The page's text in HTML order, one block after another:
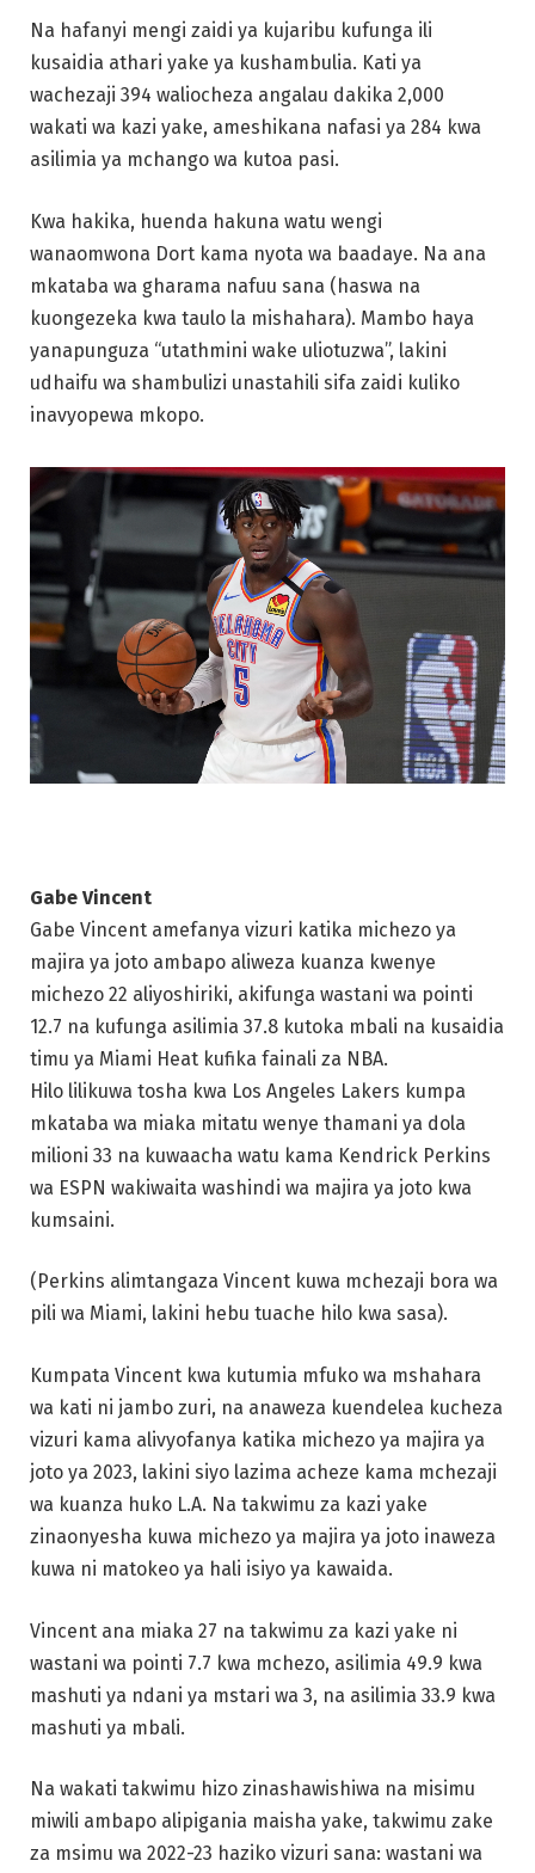
Na hafanyi mengi zaidi ya kujaribu kufunga ili
kusaidia athari yake ya kushambulia. Kati ya
wachezaji 394 waliocheza angalau dakika 2,000
wakati wa kazi yake, ameshikana nafasi ya 284 kwa
asilimia ya mchango wa kutoa pasi.
Kwa hakika, huenda hakuna watu wengi
wanaomwona Dort kama nyota wa baadaye. Na ana
mkataba wa gharama nafuu sana (haswa na
kuongezeka kwa taulo la mishahara). Mambo haya
yanapunguza “utathmini wake uliotuzwa”, lakini
udhaifu wa shambulizi unastahili sifa zaidi kuliko
inavyopewa mkopo.
Gabe Vincent
Gabe Vincent amefanya vizuri katika michezo ya
majira ya joto ambapo aliweza kuanza kwenye
michezo 22 aliyoshiriki, akifunga wastani wa pointi
12.7 na kufunga asilimia 37.8 kutoka mbali na kusaidia
timu ya Miami Heat kufika fainali za NBA.
Hilo lilikuwa tosha kwa Los Angeles Lakers kumpa
mkataba wa miaka mitatu wenye thamani ya dola
milioni 33 na kuwaacha watu kama Kendrick Perkins
wa ESPN wakiwaita washindi wa majira ya joto kwa
kumsaini.
(Perkins alimtangaza Vincent kuwa mchezaji bora wa
pili wa Miami, lakini hebu tuache hilo kwa sasa).
Kumpata Vincent kwa kutumia mfuko wa mshahara
wa kati ni jambo zuri, na anaweza kuendelea kucheza
vizuri kama alivyofanya katika michezo ya majira ya
joto ya 2023, lakini siyo lazima acheze kama mchezaji
wa kuanza huko L.A. Na takwimu za kazi yake
zinaonyesha kuwa michezo ya majira ya joto inaweza
kuwa ni matokeo ya hali isiyo ya kawaida.
Vincent ana miaka 27 na takwimu za kazi yake ni
wastani wa pointi 7.7 kwa mchezo, asilimia 49.9 kwa
mashuti ya ndani ya mstari wa 3, na asilimia 33.9 kwa
mashuti ya mbali.
Na wakati takwimu hizo zinashawishiwa na misimu
miwili ambapo alipigania maisha yake, takwimu zake
za msimu wa 2022-23 haziko vizuri sana: wastani wa